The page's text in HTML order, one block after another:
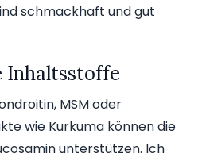
schmackhaft und gut
Inhaltsstoffe
MSM oder
wie Kurkuma können die
unterstützen. Ich